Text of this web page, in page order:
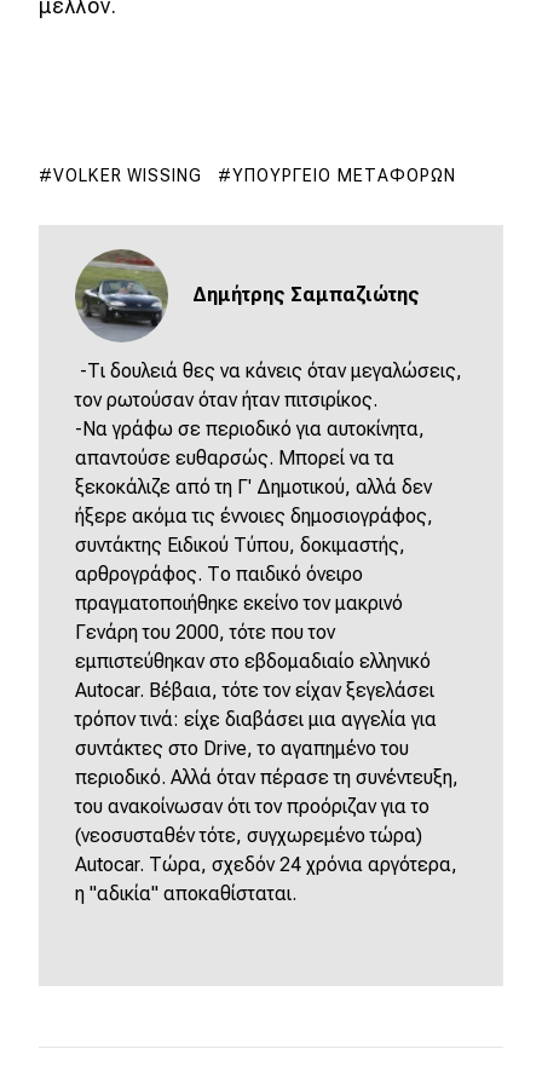
μέλλον.
VOLKER WISSING ΥΠΟΥΡΓΕΊΟ ΜΕΤΑΦΟΡΏΝ
Δημήτρης Σαμπαζιώτης
-Τι δουλειά θες να κάνεις όταν μεγαλώσεις,
τον ρωτούσαν όταν ήταν πιτσιρίκος.
-Να γράφω σε περιοδικό για αυτοκίνητα,
απαντούσε ευθαρσώς. Μπορεί να τα
ξεκοκάλιζε από τη Γ' Δημοτικού, αλλά δεν
ήξερε ακόμα τις έννοιες δημοσιογράφος,
συντάκτης Ειδικού Τύπου, δοκιμαστής,
αρθρογράφος. Το παιδικό όνειρο
πραγματοποιήθηκε εκείνο τον μακρινό
Γενάρη του 2000, τότε που τον
εμπιστεύθηκαν στο εβδομαδιαίο ελληνικό
Autocar. Βέβαια, τότε τον είχαν ξεγελάσει
τρόπον τινά: είχε διαβάσει μια αγγελία για
συντάκτες στο Drive, το αγαπημένο του
περιοδικό. Αλλά όταν πέρασε τη συνέντευξη,
του ανακοίνωσαν ότι τον προόριζαν για το
(νεοσυσταθέν τότε, συγχωρεμένο τώρα)
Autocar. Τώρα, σχεδόν 24 χρόνια αργότερα,
η "αδικία" αποκαθίσταται.